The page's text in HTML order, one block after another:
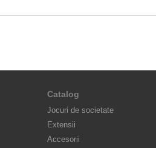
Catalog
Jocuri de societate
Extensii
Accesorii